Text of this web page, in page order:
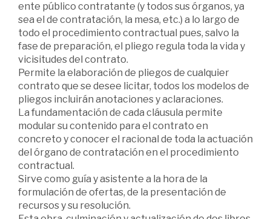
ente público contratante (y todos sus órganos, ya
sea el de contratación, la mesa, etc.) a lo largo de
todo el procedimiento contractual pues, salvo la
fase de preparación, el pliego regula toda la vida y
vicisitudes del contrato.
Permite la elaboración de pliegos de cualquier
contrato que se desee licitar, todos los modelos de
pliegos incluirán anotaciones y aclaraciones.
La fundamentación de cada cláusula permite
modular su contenido para el contrato en
concreto y conocer el racional de toda la actuación
del órgano de contratación en el procedimiento
contractual.
Sirve como guía y asistente a la hora de la
formulación de ofertas, de la presentación de
recursos y su resolución.